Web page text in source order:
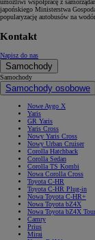
umożliwi współpracę z
japońskiego Ministerstwa
popularyzację autobusów na
Kontakt
Napisz do nas
Samochody
Samochody
Samochody osobowe
Nowe Aygo X
Yaris
GR Yaris
Yaris Cross
Nowy Yaris Cross
Nowy Urban Cruiser
Corolla Hatchback
Corolla Sedan
Corolla TS Kombi
Nowa Corolla Cross
Toyota C-HR
Toyota C-HR Plug-in
Nowa Toyota C-HR+
Nowa Toyota bZ4X
Nowa Toyota bZ4X
Camry
Prius
Mirai